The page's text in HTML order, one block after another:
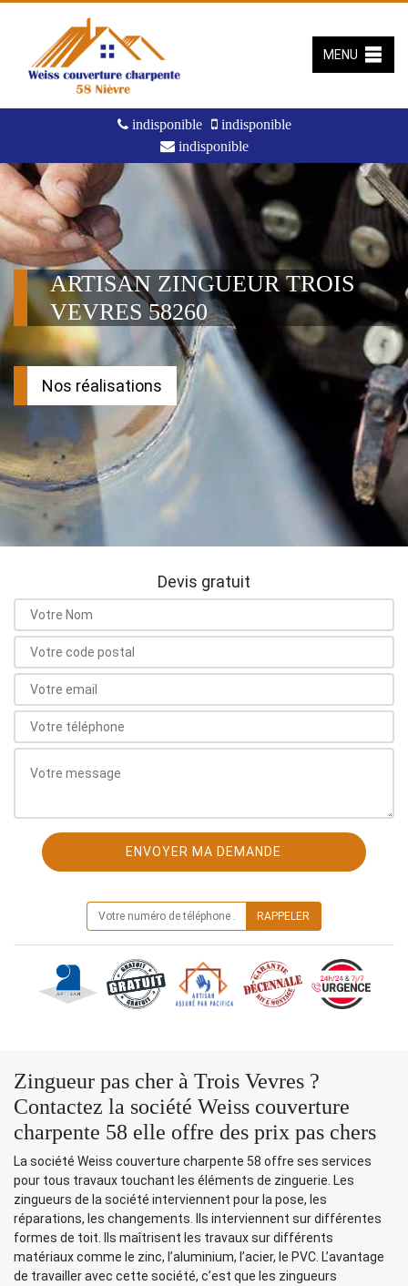
indisponible
indisponible
indisponible
MENU
ARTISAN ZINGUEUR TROIS
VEVRES 58260
Nos réalisations
Devis gratuit
Zingueur pas cher à Trois Vevres ?
Contactez la société Weiss couverture
charpente 58 elle offre des prix pas chers
La société Weiss couverture charpente 58 offre ses services
pour tous travaux touchant les éléments de zinguerie. Les
zingueurs de la société interviennent pour la pose, les
réparations, les changements. Ils interviennent sur différentes
formes de toit. Ils maîtrisent les travaux sur différents
matériaux comme le zinc, l’aluminium, l’acier, le PVC. L’avantage
de travailler avec cette société, c’est que les zingueurs